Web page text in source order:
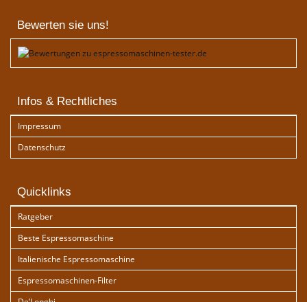
Bewerten sie uns!
Infos & Rechtliches
Impressum
Datenschutz
Quicklinks
Ratgeber
Beste Espressomaschine
Italienische Espressomaschine
Espressomaschinen-Filter